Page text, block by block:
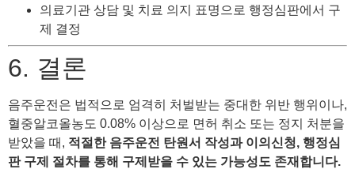
의료기관 상담 및 치료 의지 표명으로 행정심판에서 구
제 결정
6. 결론
음주운전은 법적으로 엄격히 처벌받는 중대한 위반 행위이나,
혈중알코올농도 0.08% 이상으로 면허 취소 또는 정지 처분을
받았을 때, 적절한 음주운전 탄원서 작성과 이의신청, 행정심
판 구제 절차를 통해 구제받을 수 있는 가능성도 존재합니다.